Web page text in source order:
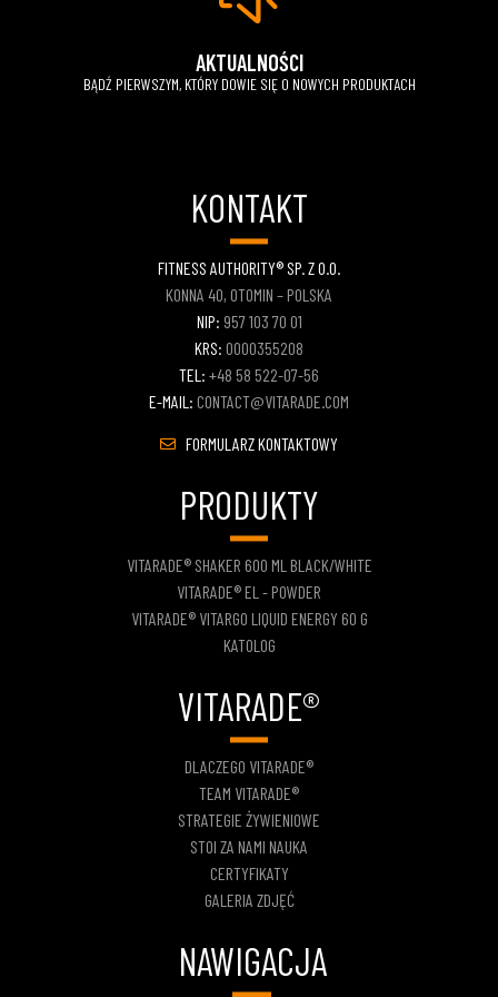
AKTUALNOŚCI
BĄDŹ PIERWSZYM, KTÓRY DOWIE SIĘ O NOWYCH PRODUKTACH
KONTAKT
FITNESS AUTHORITY® SP. Z O.O.
KONNA 40, OTOMIN – POLSKA
NIP: 957 103 70 01
KRS: 0000355208
TEL: +48 58 522-07-56
E-MAIL: CONTACT@VITARADE.COM
FORMULARZ KONTAKTOWY
PRODUKTY
VITARADE® SHAKER 600 ML BLACK/WHITE
VITARADE® EL - POWDER
VITARADE® VITARGO LIQUID ENERGY 60 G
KATOLOG
VITARADE®
DLACZEGO VITARADE®
TEAM VITARADE®
STRATEGIE ŻYWIENIOWE
STOI ZA NAMI NAUKA
CERTYFIKATY
GALERIA ZDJĘĆ
NAWIGACJA